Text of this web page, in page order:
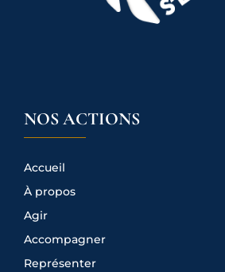
NOS ACTIONS
Accueil
À propos
Agir
Accompagner
Représenter